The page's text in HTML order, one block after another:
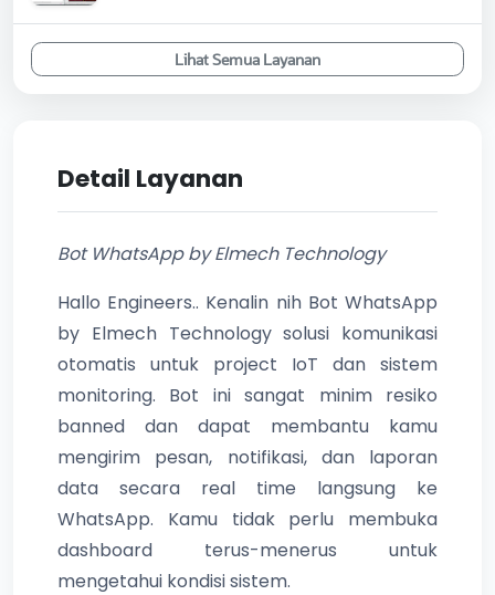
Detail Layanan
Bot WhatsApp by Elmech Technology
Hallo Engineers.. Kenalin nih Bot WhatsApp
by Elmech Technology solusi komunikasi
otomatis untuk project IoT dan sistem
monitoring. Bot ini sangat minim resiko
banned dan dapat membantu kamu
mengirim pesan, notifikasi, dan laporan
data secara real time langsung ke
WhatsApp. Kamu tidak perlu membuka
dashboard terus-menerus untuk
mengetahui kondisi sistem.
Lihat Semua Layanan